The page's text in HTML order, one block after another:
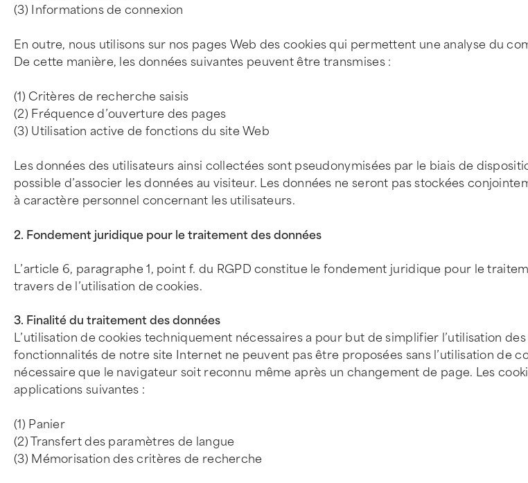
(3) Informations de connexion
En outre, nous utilisons sur nos pages Web des cookies qui permettent une analyse du
De cette manière, les données suivantes peuvent être transmises :
(1) Critères de recherche saisis
(2) Fréquence d’ouverture des pages
(3) Utilisation active de fonctions du site Web
Les données des utilisateurs ainsi collectées sont pseudonymisées par le biais de
possible d’associer les données au visiteur. Les données ne seront pas stockées
à caractère personnel concernant les utilisateurs.
2. Fondement juridique pour le traitement des données
L’article 6, paragraphe 1, point f. du RGPD constitue le fondement juridique pour le
travers de l’utilisation de cookies.
3. Finalité du traitement des données
L’utilisation de cookies techniquement nécessaires a pour but de simplifier l’utilisation
fonctionnalités de notre site Internet ne peuvent pas être proposées sans l’utilisation de
nécessaire que le navigateur soit reconnu même après un changement de page. Les
applications suivantes :
(1) Panier
(2) Transfert des paramètres de langue
(3) Mémorisation des critères de recherche